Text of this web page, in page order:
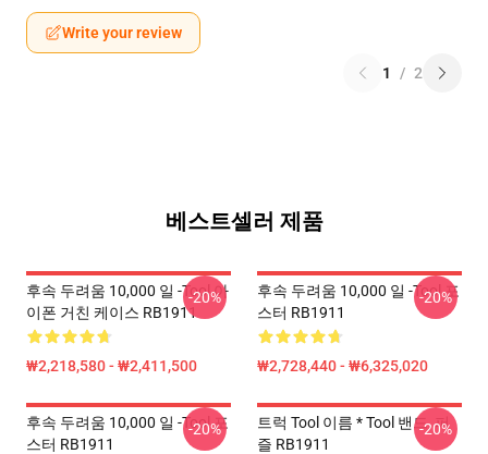
Write your review
1 / 2
베스트셀러 제품
후속 두려움 10,000 일 -tool 아
이폰 거친 케이스 RB1911
₩2,218,580 - ₩2,411,500
-20%
후속 두려움 10,000 일 -tool 포
스터 RB1911
₩2,728,440 - ₩6,325,020
-20%
후속 두려움 10,000 일 -tool 포
스터 RB1911
-20%
트럭 Tool 이름 * Tool 밴드, 퍼
즐 RB1911
-20%